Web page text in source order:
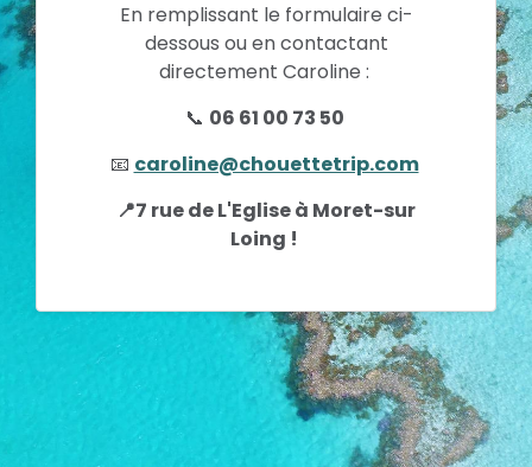
En remplissant le formulaire ci-
dessous ou en contactant
directement Caroline :
📞 06 61 00 73 50
📧 caroline@chouettetrip.com
📍7 rue de L'Eglise à Moret-sur
Loing !